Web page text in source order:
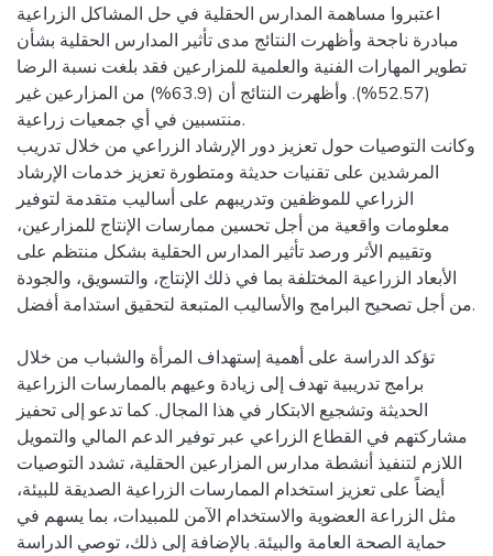
اعتبروا مساهمة المدارس الحقلية في حل المشاكل الزراعية
مبادرة ناجحة وأظهرت النتائج مدى تأثير المدارس الحقلية بشأن
تطوير المهارات الفنية والعلمية للمزارعين فقد بلغت نسبة الرضا
(52.57%). وأظهرت النتائج أن (63.9%) من المزارعين غير
منتسبين في أي جمعيات زراعية.
وكانت التوصيات حول تعزيز دور الإرشاد الزراعي من خلال تدريب
المرشدين على تقنيات حديثة ومتطورة تعزيز خدمات الإرشاد
الزراعي للموظفين وتدريبهم على أساليب متقدمة لتوفير
معلومات واقعية من أجل تحسين ممارسات الإنتاج للمزارعين،
وتقييم الأثر ورصد تأثير المدارس الحقلية بشكل منتظم على
الأبعاد الزراعية المختلفة بما في ذلك الإنتاج، والتسويق، والجودة
من أجل تصحيح البرامج والأساليب المتبعة لتحقيق استدامة أفضل.
تؤكد الدراسة على أهمية إستهداف المرأة والشباب من خلال
برامج تدريبية تهدف إلى زيادة وعيهم بالممارسات الزراعية
الحديثة وتشجيع الابتكار في هذا المجال. كما تدعو إلى تحفيز
مشاركتهم في القطاع الزراعي عبر توفير الدعم المالي والتمويل
اللازم لتنفيذ أنشطة مدارس المزارعين الحقلية، تشدد التوصيات
أيضاً على تعزيز استخدام الممارسات الزراعية الصديقة للبيئة،
مثل الزراعة العضوية والاستخدام الآمن للمبيدات، بما يسهم في
حماية الصحة العامة والبيئة. بالإضافة إلى ذلك، توصي الدراسة